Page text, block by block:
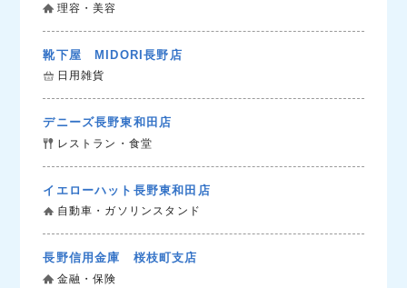
理容・美容
靴下屋 MIDORI長野店
日用雑貨
デニーズ長野東和田店
レストラン・食堂
イエローハット長野東和田店
自動車・ガソリンスタンド
長野信用金庫 桜枝町支店
金融・保険